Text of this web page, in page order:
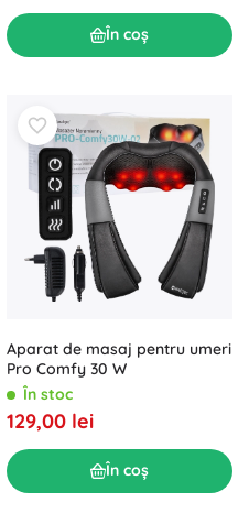
În coș
Aparat de masaj pentru umeri
Pro Comfy 30 W
În stoc
129,00 lei
În coș